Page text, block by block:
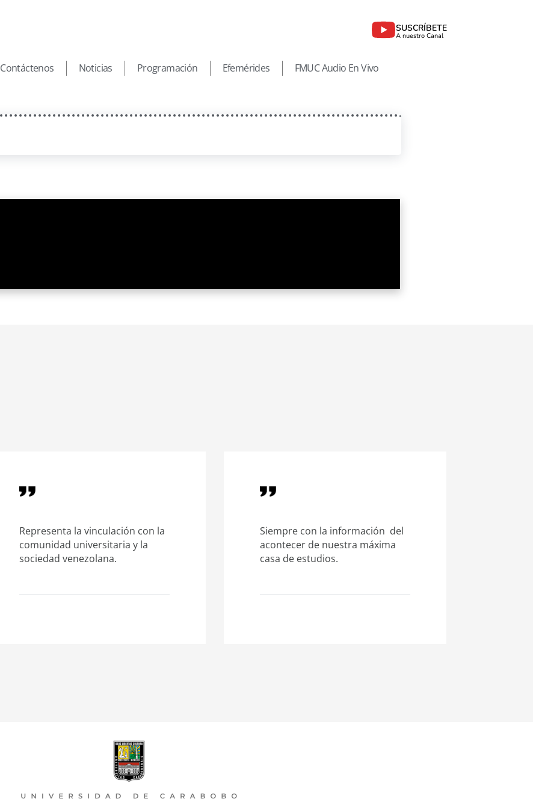
SUSCRÍBETE
A nuestro Canal
Contáctenos Noticias Programación Efemérides FMUC Audio En Vivo
Representa la vinculación con la
comunidad universitaria y la
sociedad venezolana.
Siempre con la información del
acontecer de nuestra máxima
casa de estudios.